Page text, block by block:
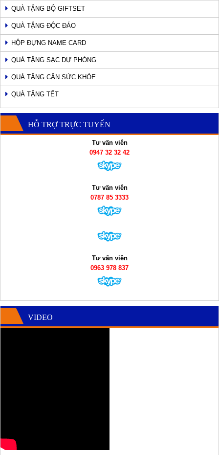
QUÀ TẶNG BỘ GIFTSET
QUÀ TẶNG ĐỘC ĐÁO
HỘP ĐỰNG NAME CARD
QUÀ TẶNG SẠC DỰ PHÒNG
QUÀ TẶNG CÂN SỨC KHỎE
QUÀ TẶNG TẾT
HỖ TRỢ TRỰC TUYẾN
Tư vấn viên
0947 32 32 42
Tư vấn viên
0787 85 3333
Tư vấn viên
0963 978 837
VIDEO